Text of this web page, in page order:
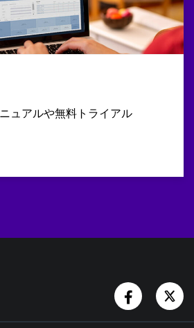
ュアルや無料トライアル